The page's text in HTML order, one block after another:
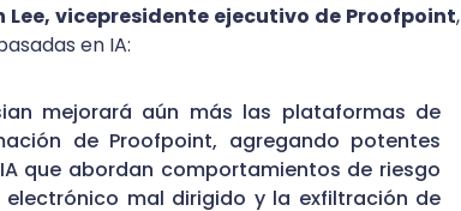
Lee, vicepresidente ejecutivo de Proofpoint,
en IA:
mejorará aún más las plataformas de
de Proofpoint, agregando potentes
que abordan comportamientos de riesgo
mal dirigido y la exfiltración de